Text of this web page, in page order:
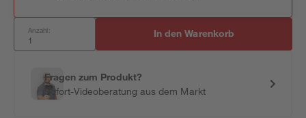
Anzahl: In den Warenkorb
Fragen zum Produkt?
Sofort-Videoberatung aus dem Markt